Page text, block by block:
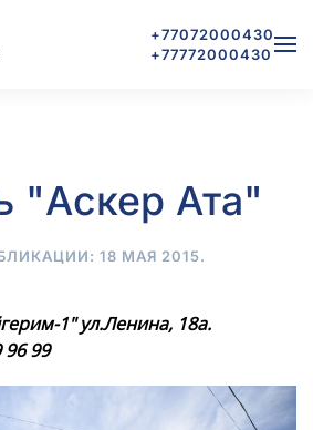
+77072000430
+77772000430
"Аскер Ата"
18 МАЯ 2015.
1" ул.Ленина, 18а.
96 99